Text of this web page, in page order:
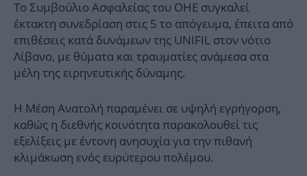
Το Συμβούλιο Ασφαλείας του ΟΗΕ συγκαλεί
έκτακτη συνεδρίαση στις 5 το απόγευμα, έπειτα από
επιθέσεις κατά δυνάμεων της UNIFIL στον νότιο
Λίβανο, με θύματα και τραυματίες ανάμεσα στα
μέλη της ειρηνευτικής δύναμης.
Η Μέση Ανατολή παραμένει σε υψηλή εγρήγορση,
καθώς η διεθνής κοινότητα παρακολουθεί τις
εξελίξεις με έντονη ανησυχία για την πιθανή
κλιμάκωση ενός ευρύτερου πολέμου.